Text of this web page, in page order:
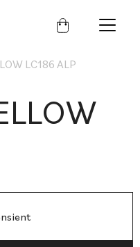
LC186 ALP